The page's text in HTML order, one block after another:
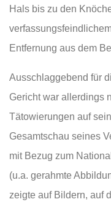
Hals bis zu den
Entfernung aus dem
Ausschlaggebend für
Gericht war allerdings
Tätowierungen auf
Gesamtschau seines
mit Bezug zum
(u.a. gerahmte
zeigte auf Bildern, auf